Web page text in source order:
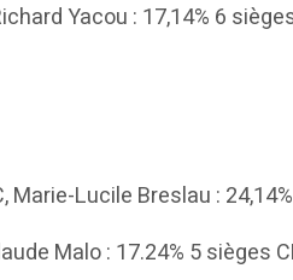
Yacou : 17,14% 6
Lucile Breslau :
Malo : 17.24% 5 sièges